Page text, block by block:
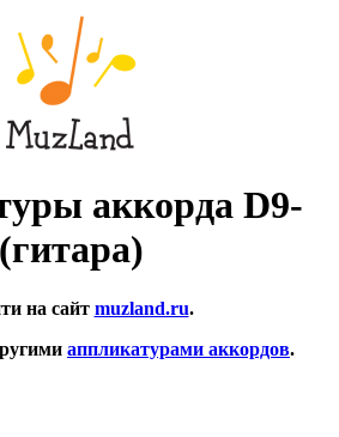
аккорда D9-
(гитара)
на сайт muzland.ru.
аппликатурами аккордов.